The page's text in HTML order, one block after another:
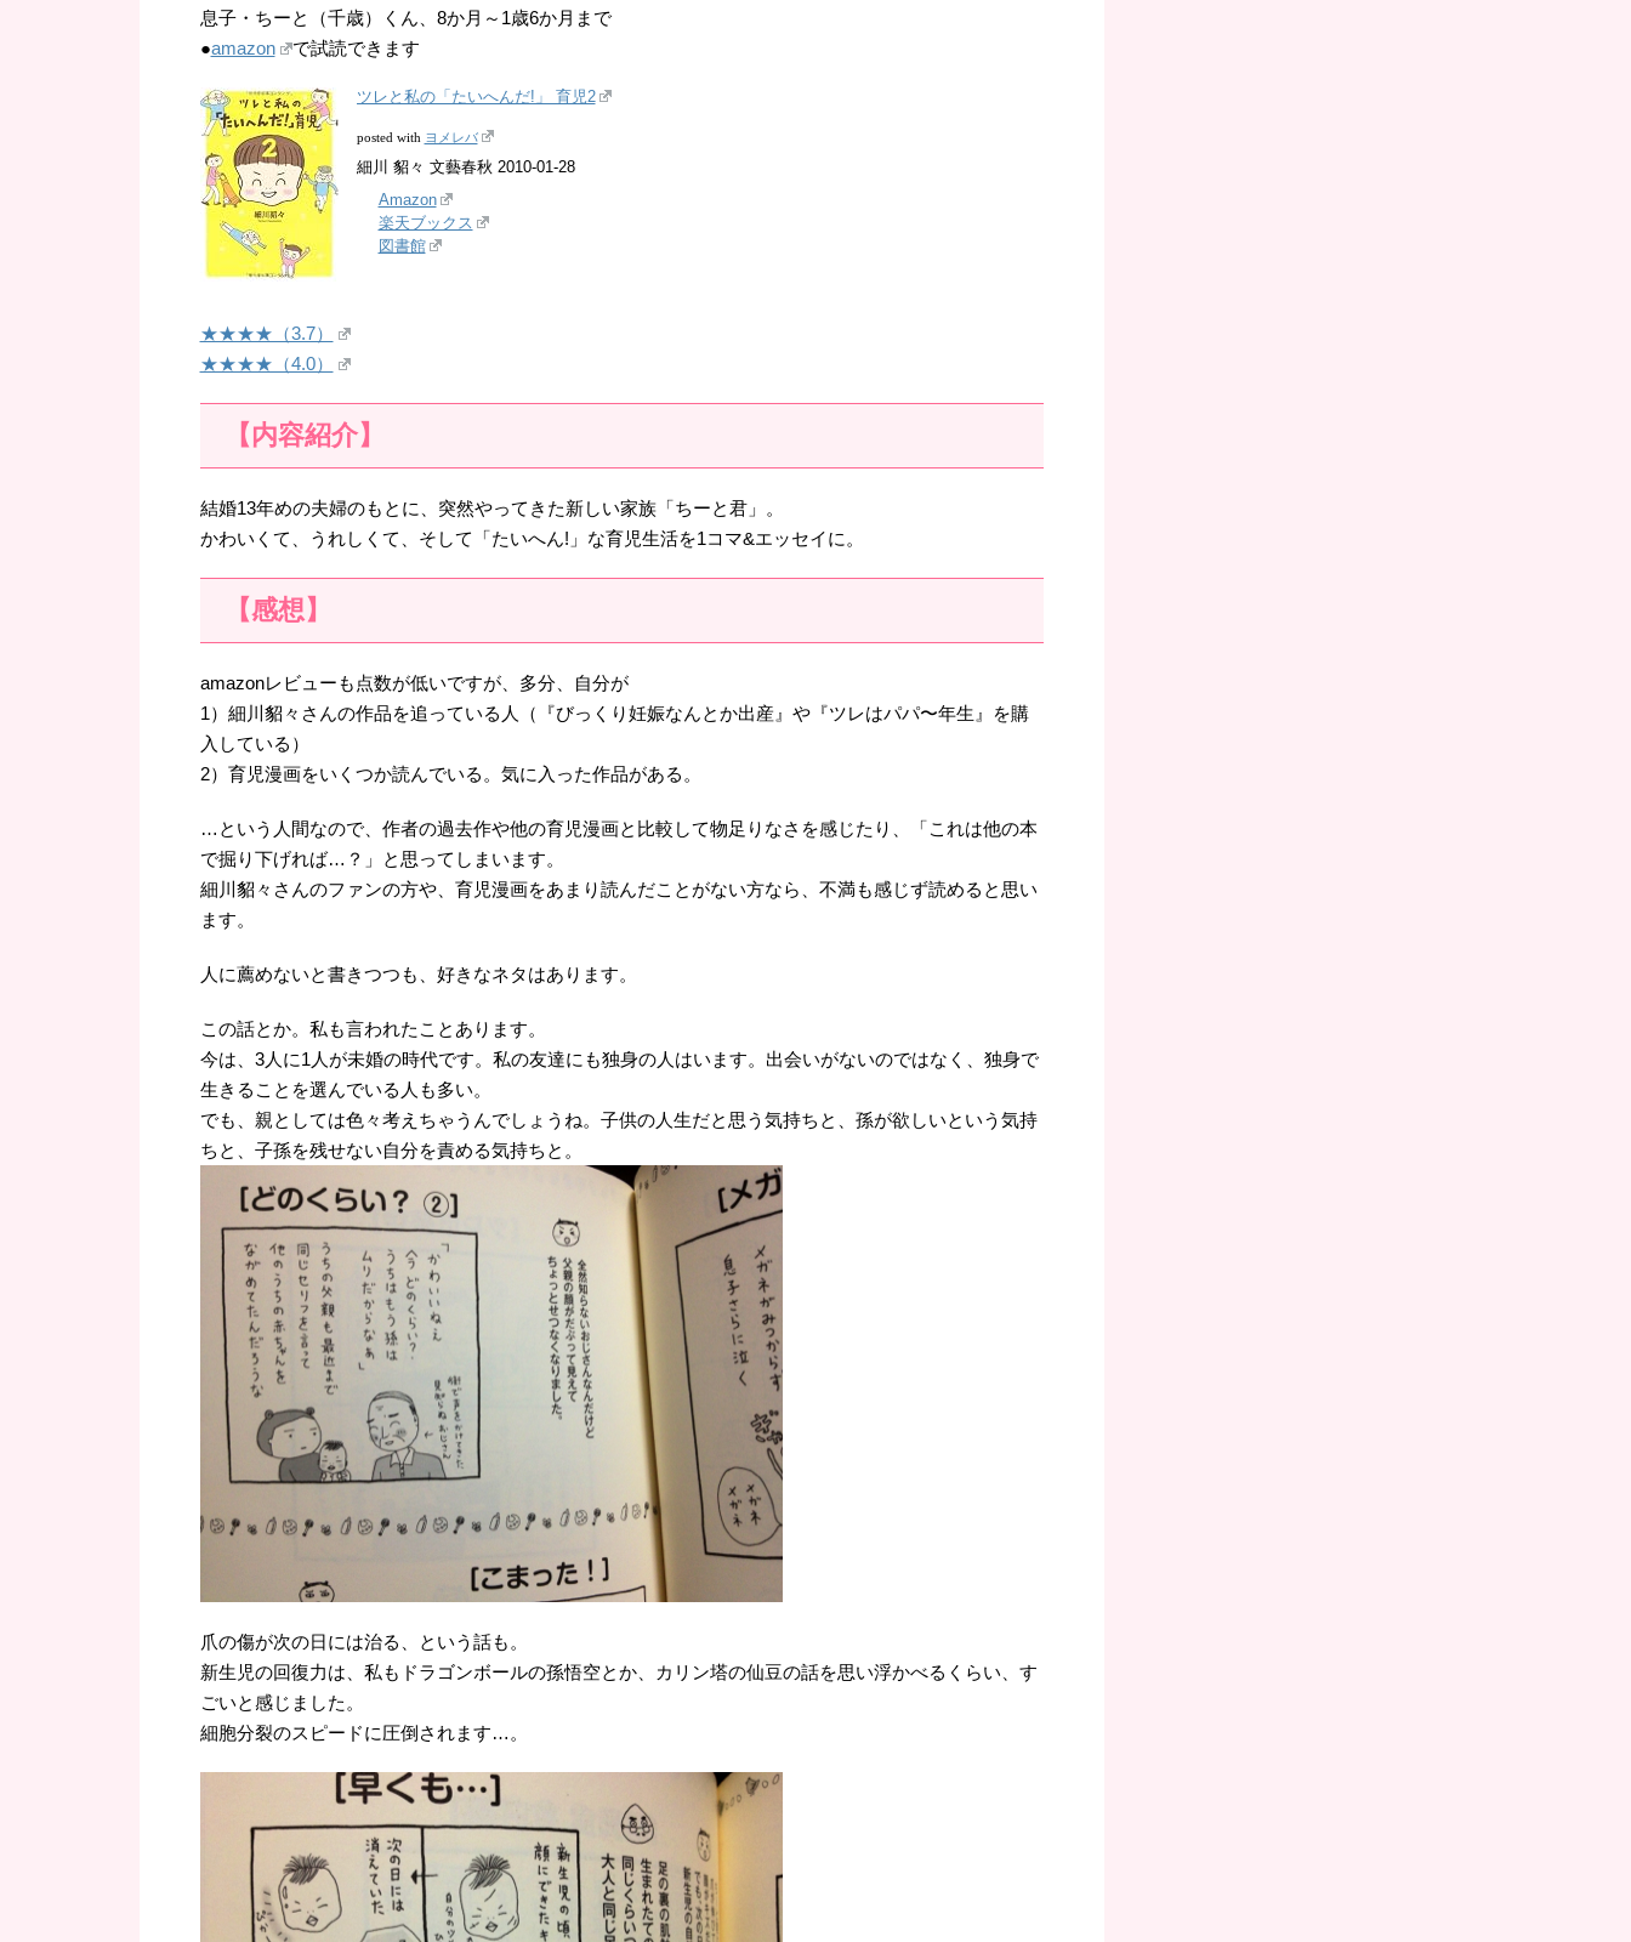
息子・ちーと（千歳）くん、8か月～1歳6か月まで
●amazon で試読できます
ツレと私の「たいへんだ!」 育児2
posted with ヨメレバ
細川 貂々 文藝春秋 2010-01-28
Amazon
楽天ブックス
図書館
★★★★（3.7）
★★★★（4.0）
【内容紹介】
結婚13年めの夫婦のもとに、突然やってきた新しい家族「ちーと君」。
かわいくて、うれしくて、そして「たいへん!」な育児生活を1コマ&エッセイに。
【感想】
amazonレビューも点数が低いですが、多分、自分が
1）細川貂々さんの作品を追っている人（『びっくり妊娠なんとか出産』や『ツレはパパ〜年生』を購
入している）
2）育児漫画をいくつか読んでいる。気に入った作品がある。
…という人間なので、作者の過去作や他の育児漫画と比較して物足りなさを感じたり、「これは他の本
で掘り下げれば…？」と思ってしまいます。
細川貂々さんのファンの方や、育児漫画をあまり読んだことがない方なら、不満も感じず読めると思い
ます。
人に薦めないと書きつつも、好きなネタはあります。
この話とか。私も言われたことあります。
今は、3人に1人が未婚の時代です。私の友達にも独身の人はいます。出会いがないのではなく、独身で
生きることを選んでいる人も多い。
でも、親としては色々考えちゃうんでしょうね。子供の人生だと思う気持ちと、孫が欲しいという気持
ちと、子孫を残せない自分を責める気持ちと。
爪の傷が次の日には治る、という話も。
新生児の回復力は、私もドラゴンボールの孫悟空とか、カリン塔の仙豆の話を思い浮かべるくらい、す
ごいと感じました。
細胞分裂のスピードに圧倒されます…。